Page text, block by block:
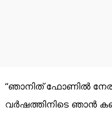
“ഞാനിത് ഫോണിൽ
വർഷത്തിനിടെ ഞാൻ